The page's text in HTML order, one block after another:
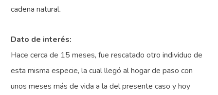
cadena natural.
Dato de interés:
Hace cerca de 15 meses, fue rescatado otro individuo de
esta misma especie, la cual llegó al hogar de paso con
unos meses más de vida a la del presente caso y hoy